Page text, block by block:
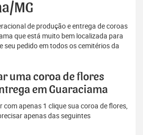
MG
de produção e entrega de coroas
que está muito bem localizada para
seu pedido em todos os cemitérios da
uma coroa de flores
em Guaraciama
com apenas 1 clique sua coroa de flores,
apenas das seguintes